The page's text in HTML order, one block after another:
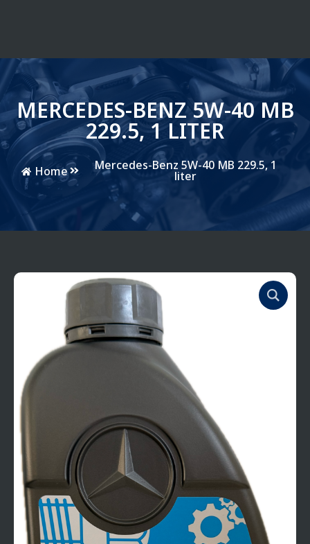
MERCEDES-BENZ 5W-40 MB
229.5, 1 LITER
Home Mercedes-Benz 5W-40 MB 229.5, 1
liter